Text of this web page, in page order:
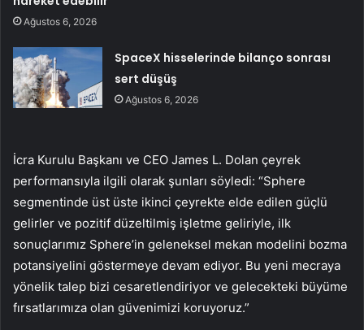
Ağustos 6, 2026
SpaceX hisselerinde bilanço sonrası
sert düşüş
Ağustos 6, 2026
İcra Kurulu Başkanı ve CEO James L. Dolan çeyrek
performansıyla ilgili olarak şunları söyledi: “Sphere
segmentinde üst üste ikinci çeyrekte elde edilen güçlü
gelirler ve pozitif düzeltilmiş işletme geliriyle, ilk
sonuçlarımız Sphere’in geleneksel mekan modelini bozma
potansiyelini göstermeye devam ediyor. Bu yeni mecraya
yönelik talep bizi cesaretlendiriyor ve gelecekteki büyüme
fırsatlarımıza olan güvenimizi koruyoruz.”